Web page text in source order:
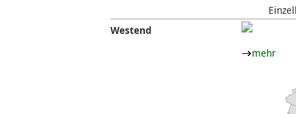
Westend
mehr